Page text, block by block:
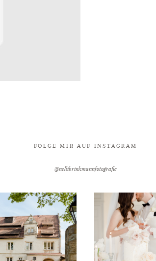
FOLGE MIR AUF INSTAGRAM
@nellibrinkmannfotografie